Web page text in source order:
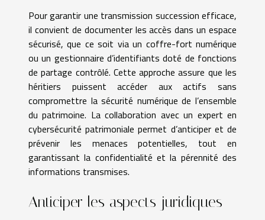
Pour garantir une transmission succession efficace,
il convient de documenter les accès dans un espace
sécurisé, que ce soit via un coffre-fort numérique
ou un gestionnaire d’identifiants doté de fonctions
de partage contrôlé. Cette approche assure que les
héritiers puissent accéder aux actifs sans
compromettre la sécurité numérique de l’ensemble
du patrimoine. La collaboration avec un expert en
cybersécurité patrimoniale permet d’anticiper et de
prévenir les menaces potentielles, tout en
garantissant la confidentialité et la pérennité des
informations transmises.
Anticiper les aspects juridiques